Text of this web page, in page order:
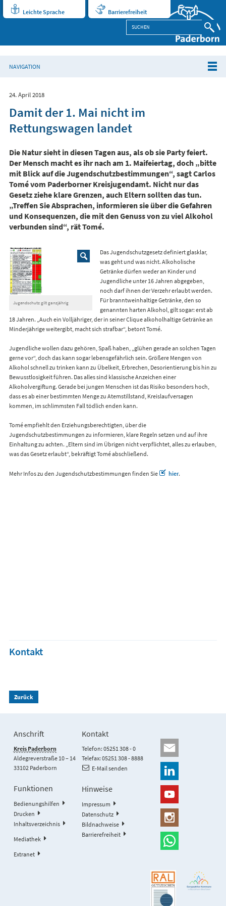
Leichte Sprache Barrierefreiheit
NAVIGATION
24. April 2018
Damit der 1. Mai nicht im
Rettungswagen landet
Die Natur sieht in diesen Tagen aus, als ob sie Party feiert.
Der Mensch macht es ihr nach am 1. Maifeiertag, doch „bitte
mit Blick auf die Jugendschutzbestimmungen“, sagt Carlos
Tomé vom Paderborner Kreisjugendamt. Nicht nur das
Gesetz ziehe klare Grenzen, auch Eltern sollten das tun.
„Treffen Sie Absprachen, informieren sie über die Gefahren
und Konsequenzen, die mit den Genuss von zu viel Alkohol
verbunden sind“, rät Tomé.
Jugendschutz gilt ganzjährig
Das Jugendschutzgesetz definiert glasklar,
was geht und was nicht. Alkoholische
Getränke dürfen weder an Kinder und
Jugendliche unter 16 Jahren abgegeben,
noch darf ihnen der Verzehr erlaubt werden.
Für branntweinhaltige Getränke, den so
genannten harten Alkohol, gilt sogar: erst ab
18 Jahren. „Auch ein Volljähriger, der in seiner Clique alkoholhaltige Getränke an
Minderjährige weitergibt, macht sich strafbar“, betont Tomé.
Jugendliche wollen dazu gehören, Spaß haben, „glühen gerade an solchen Tagen
gerne vor“, doch das kann sogar lebensgefährlich sein. Größere Mengen von
Alkohol schnell zu trinken kann zu Übelkeit, Erbrechen, Desorientierung bis hin zu
Bewusstlosigkeit führen. Das alles sind klassische Anzeichen einer
Alkoholvergiftung. Gerade bei jungen Menschen ist das Risiko besonders hoch,
dass es ab einer bestimmten Menge zu Atemstillstand, Kreislaufversagen
kommen, im schlimmsten Fall tödlich enden kann.
Tomé empfiehlt den Erziehungsberechtigten, über die
Jugendschutzbestimmungen zu informieren, klare Regeln setzen und auf ihre
Einhaltung zu achten. „Eltern sind im Übrigen nicht verpflichtet, alles zu erlauben,
was das Gesetz erlaubt“, bekräftigt Tomé abschließend.
Mehr Infos zu den Jugendschutzbestimmungen finden Sie hier.
Kontakt
Zurück
Anschrift
Kreis Paderborn
Aldegreverstraße 10 – 14
33102 Paderborn
Kontakt
Telefon: 05251 308 - 0
Telefax: 05251 308 - 8888
E-Mail senden
Funktionen
Bedienungshilfen
Drucken
Inhaltsverzeichnis
Mediathek
Extranet
Hinweise
Impressum
Datenschutz
Bildnachweise
Barrierefreiheit